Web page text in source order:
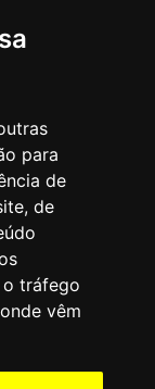
para
de
de
o tráfego
vêm
reservados